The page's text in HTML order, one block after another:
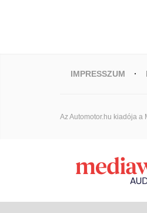
IMPRESSZUM
Az Automotor.hu kiadója